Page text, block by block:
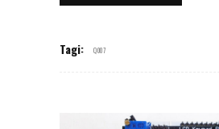
Tagi: Q007